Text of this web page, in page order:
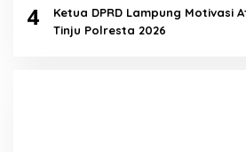
4
Ketua DPRD Lampung Motivasi
Tinju Polresta 2026